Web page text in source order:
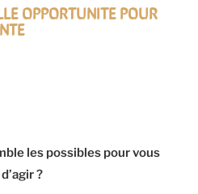
OPPORTUNITE POUR
les possibles pour vous
?